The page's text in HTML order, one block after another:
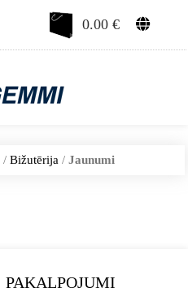
0.00€
/Bižutērija /Jaunumi
PAKALPOJUMI